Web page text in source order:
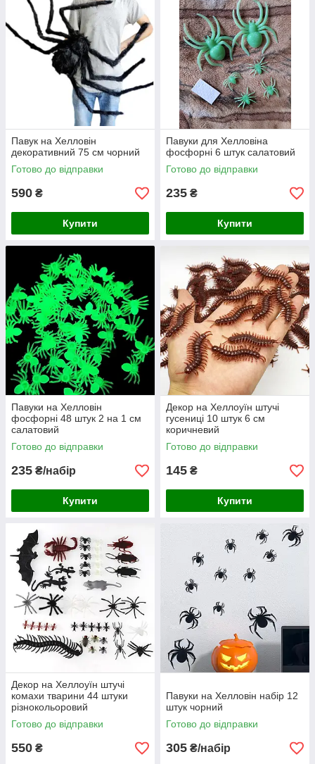
Павук на Хелловін
декоративний 75 см чорний
Готово до відправки
590 ₴
Купити
Павуки для Хелловіна
фосфорні 6 штук салатовий
Готово до відправки
235 ₴
Купити
Павуки на Хелловін
фосфорні 48 штук 2 на 1 см
салатовий
Готово до відправки
235 ₴/набір
Купити
Декор на Хеллоуїн штучі
гусениці 10 штук 6 см
коричневий
Готово до відправки
145 ₴
Купити
Декор на Хеллоуїн штучі
комахи тварини 44 штуки
різнокольоровий
Готово до відправки
550 ₴
Павуки на Хелловін набір 12
штук чорний
Готово до відправки
305 ₴/набір